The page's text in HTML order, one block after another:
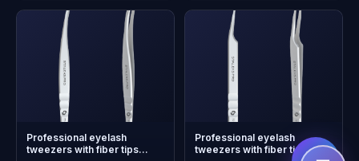
Professional eyelash
tweezers with fiber tips
Professional eyelash
tweezers with fiber tips
+
Копите и экономьте на